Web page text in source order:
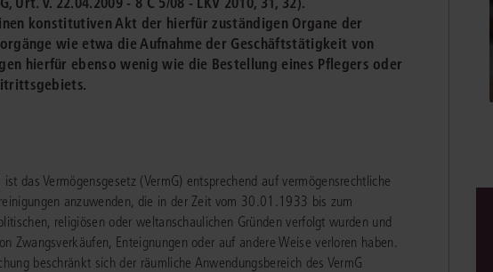
Kanzleimanagement
Medizinrecht
Zivil- und
konstitutiven Akt der hierfür zuständigen Organe der
wie etwa die Aufnahme der Geschäftstätigkeit von
hierfür ebenso wenig wie die Bestellung eines Pflegers oder
das Vermögensgesetz (VermG) entsprechend auf vermögensrechtliche
anzuwenden, die in der Zeit vom 30.01.1933 bis zum
religiösen oder weltanschaulichen Gründen verfolgt wurden und
Zwangsverkäufen, Enteignungen oder auf andere Weise verloren haben.
beschränkt sich der räumliche Anwendungsbereich des VermG